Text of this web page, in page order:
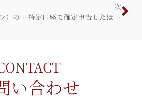
会社員（サラリーマン）の節税対策６選！！
次
特定口座で確定申告したほうがいい人とは？
い合わせ